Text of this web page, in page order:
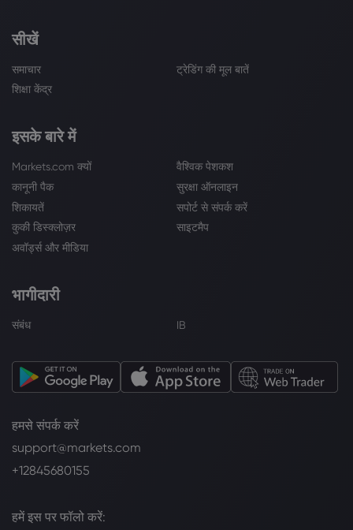
सीखें
समाचार
ट्रेडिंग की मूल बातें
शिक्षा केंद्र
इसके बारे में
Markets.com क्यों
वैश्विक पेशकश
कानूनी पैक
सुरक्षा ऑनलाइन
शिकायतें
सपोर्ट से संपर्क करें
कुकी डिस्क्लोज़र
साइटमैप
अवॉर्ड्स और मीडिया
भागीदारी
संबंध IB
हमसे संपर्क करें
support@markets.com
+12845680155
हमें इस पर फॉलो करें: